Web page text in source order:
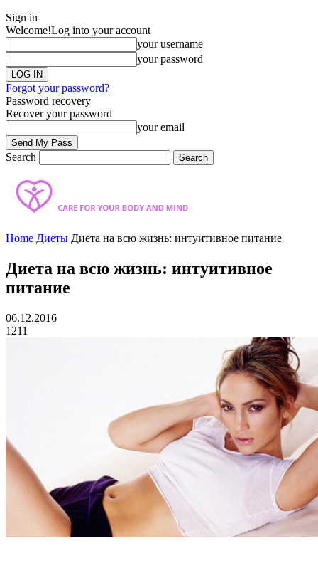
Sign in
Welcome!Log into your account
your username
your password
Forgot your password?
Password recovery
Recover your password
your email
Search
Home Диеты Диета на всю жизнь: интуитивное питание
Диета на всю жизнь: интуитивное
питание
06.12.2016
1211